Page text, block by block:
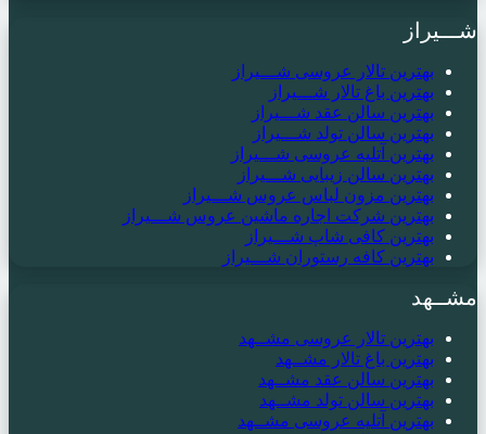
شـــیراز
بهترین تالار عروسی شـــیراز
بهترین باغ تالار شـــیراز
بهترین سالن عقد شـــیراز
بهترین سالن تولد شـــیراز
بهترین آتلیه عروسی شـــیراز
بهترین سالن زیبایی شـــیراز
بهترین مزون لباس عروس شـــیراز
بهترین شرکت اجاره ماشین عروس شـــیراز
بهترین کافی شاپ شـــیراز
بهترین کافه رستوران شـــیراز
مشــهد
بهترین تالار عروسی مشــهد
بهترین باغ تالار مشــهد
بهترین سالن عقد مشــهد
بهترین سالن تولد مشــهد
بهترین آتلیه عروسی مشــهد